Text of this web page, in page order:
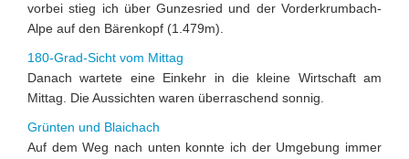
vorbei stieg ich über Gunzesried und der Vorderkrumbach-
Alpe auf den Bärenkopf (1.479m).
180-Grad-Sicht vom Mittag
Danach wartete eine Einkehr in die kleine Wirtschaft am
Mittag. Die Aussichten waren überraschend sonnig.
Grünten und Blaichach
Auf dem Weg nach unten konnte ich der Umgebung immer